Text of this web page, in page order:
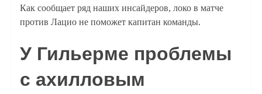
Как сообщает ряд наших инсайдеров, локо в матче
против Лацио не поможет капитан команды.
У Гильерме проблемы
с ахилловым